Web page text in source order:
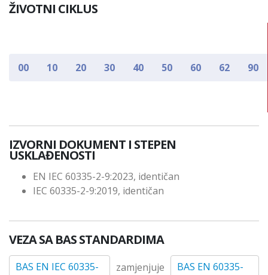
ŽIVOTNI CIKLUS
00 10 20 30 40 50 60 62 90
IZVORNI DOKUMENT I STEPEN
USKLAĐENOSTI
EN IEC 60335-2-9:2023, identičan
IEC 60335-2-9:2019, identičan
VEZA SA BAS STANDARDIMA
BAS EN IEC 60335-
zamjenjuje
BAS EN 60335-